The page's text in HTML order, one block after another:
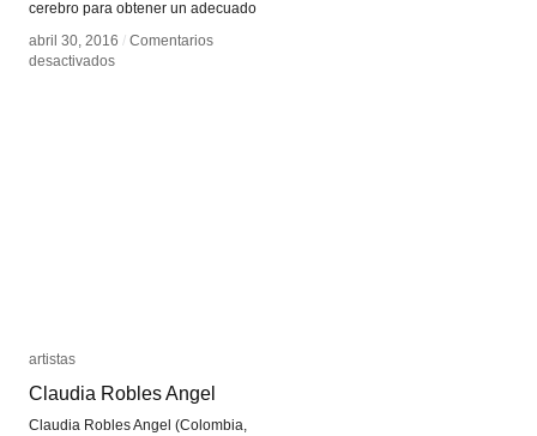
cerebro para obtener un adecuado
abril 30, 2016 / Comentarios
desactivadosen
abril 30, 2016 / Comentarios
desactivadosen
artistas
Claudia Robles Angel
Claudia Robles Angel (Colombia,
artistas
Claudia Robles Angel